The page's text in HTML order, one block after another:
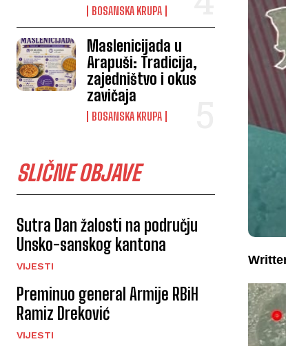
BOSANSKA KRUPA
Maslenicijada u
Arapuši: Tradicija,
zajedništvo i okus
zavičaja
BOSANSKA KRUPA
SLIČNE OBJAVE
Sutra Dan žalosti na području
Unsko-sanskog kantona
VIJESTI
Preminuo general Armije RBiH
Ramiz Dreković
VIJESTI